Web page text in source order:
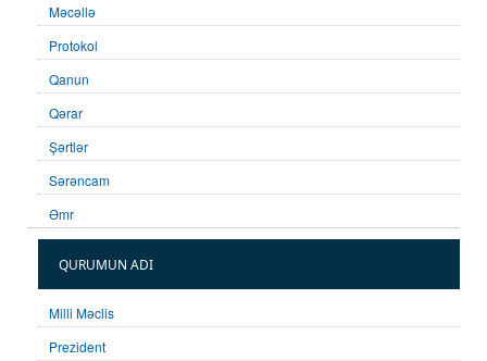
Məcəllə
Protokol
Qanun
Qərar
Şərtlər
Sərəncam
Əmr
QURUMUN ADI
Milli Məclis
Prezident